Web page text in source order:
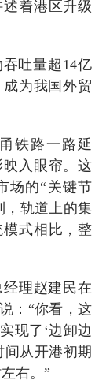
着港区升级
吐量超14亿
为我国外贸
铁路一路延
入眼帘。这
场的“关键节
，轨道上的集
式相比，整
理赵建民在
：“你看，这
现了‘边卸边
间从开港初期
右。”